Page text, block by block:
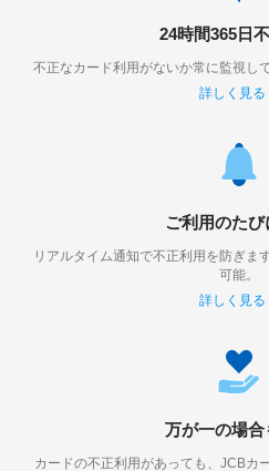
24時間365日
不正なカード利用がないか常に監視し
詳しく見る
ご利用のたび
リアルタイム通知で不正利用を防ぎま
可能。
詳しく見る
万が一の場合
カードの不正利用があっても、JCBカ